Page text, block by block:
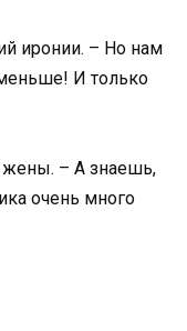
иронии. – Но нам
И только
– А знаешь,
очень много